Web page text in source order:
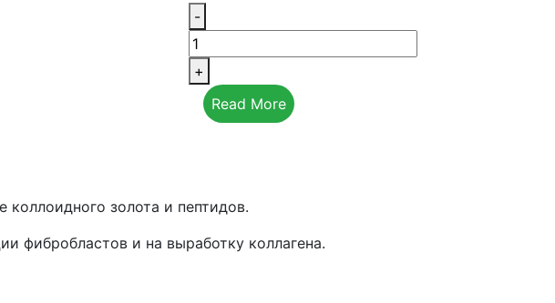
-
+
Read More
коллоидного золота и пептидов.
фибробластов и на выработку коллагена.